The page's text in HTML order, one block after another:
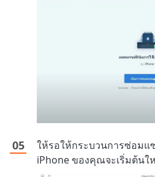
ให้รอให้กระบวนการซ่อมแ
iPhone ของคุณจะเริ่มต้น